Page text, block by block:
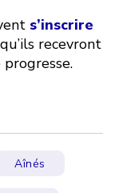
s’inscrire
qu’ils recevront
Aînés